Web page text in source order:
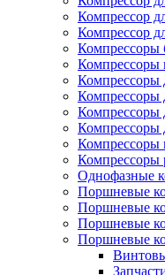
Компрессор
Компрессор
Компрессоры
Компрессоры
Компрессоры
Компрессоры
Компрессоры
Компрессоры
Компрессоры
Компрессоры
Однофазные
Поршневые
Поршневые
Поршневые
Поршневые